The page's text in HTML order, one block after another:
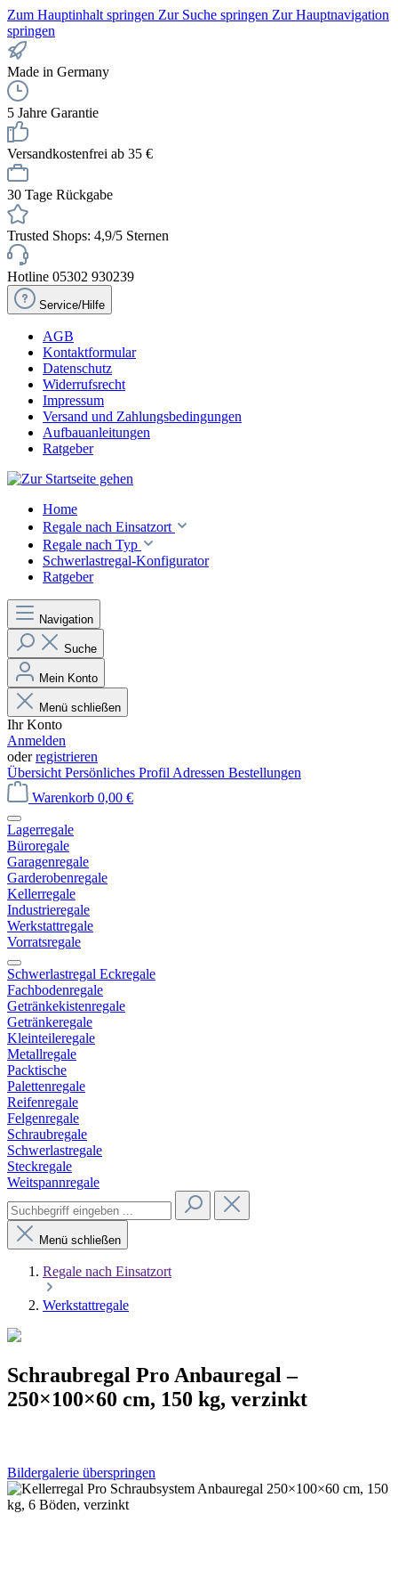
Zum Hauptinhalt springen Zur Suche springen Zur Hauptnavigation
springen
Made in Germany
5 Jahre Garantie
Versandkostenfrei ab 35 €
30 Tage Rückgabe
Trusted Shops: 4,9/5 Sternen
Hotline 05302 930239
Service/Hilfe
AGB
Kontaktformular
Datenschutz
Widerrufsrecht
Impressum
Versand und Zahlungsbedingungen
Aufbauanleitungen
Ratgeber
Home
Regale nach Einsatzort
Regale nach Typ
Schwerlastregal-Konfigurator
Ratgeber
Navigation
Suche
Mein Konto
Menü schließen
Ihr Konto
Anmelden
oderregistrieren
Übersicht Persönliches Profil Adressen Bestellungen
Warenkorb 0,00 €
Lagerregale
Büroregale
Garagenregale
Garderobenregale
Kellerregale
Industrieregale
Werkstattregale
Vorratsregale
Schwerlastregal Eckregale
Fachbodenregale
Getränkekistenregale
Getränkeregale
Kleinteileregale
Metallregale
Packtische
Palettenregale
Reifenregale
Felgenregale
Schraubregale
Schwerlastregale
Steckregale
Weitspannregale
Menü schließen
Regale nach Einsatzort
Werkstattregale
Schraubregal Pro Anbauregal –
250×100×60 cm, 150 kg, verzinkt
Bildergalerie überspringen